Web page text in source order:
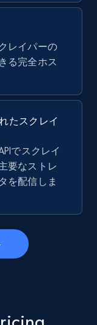
Followers,
ライアル
Is
Is
レイパーの
る完全ホス
たスクレイ
でスクレイ
要なストレ
を配信しま